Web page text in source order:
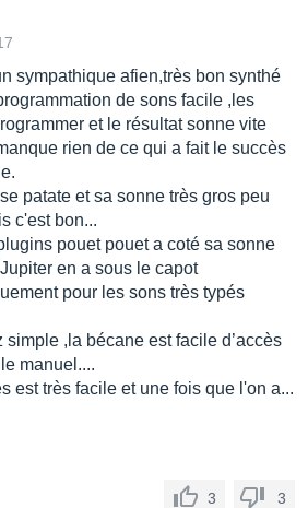
sympathique afien,très bon synthé
de sons facile ,les
et le résultat sonne vite
rien de ce qui a fait le succès
patate et sa sonne très gros peu
c'est bon...
pouet pouet a coté sa sonne
en a sous le capot
pour les sons très typés
simple ,la bécane est facile d’accès
manuel....
est très facile et une fois que l'on a...
3 3